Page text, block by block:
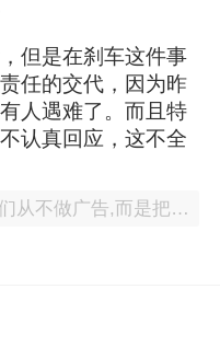
但是在刹车这件事
任的交代，因为昨
人遇难了。而且特
认真回应，这不全
,我们所做的这些事情,到底有没有让产品或服务更好,如果没有,就应该喊停了.